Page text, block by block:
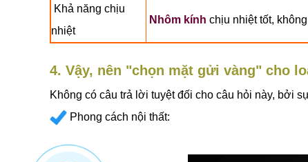
Khả năng chịu
nhiệt
Nhôm kính chịu nhiệt tốt,
4. Vậy, nên "chọn mặt gửi vàng" cho
Không có câu trả lời tuyệt đối cho câu hỏi này, bởi
Phong cách nội thất: